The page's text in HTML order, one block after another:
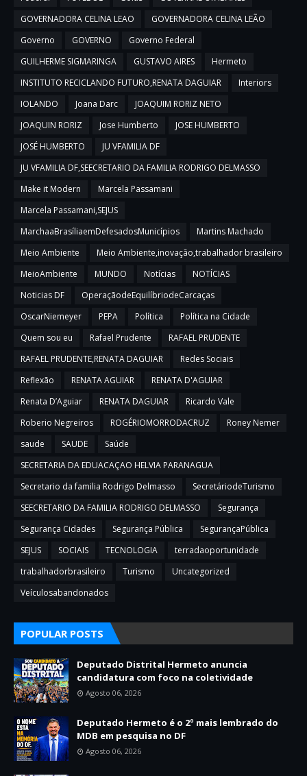
GOVERNADORA CELINA LEAO
GOVERNADORA CELINA LEÃO
Governo
GOVERNO
Governo Federal
GUILHERME SIGMARINGA
GUSTAVO AIRES
Hermeto
INSTITUTO RECICLANDO FUTURO,RENATA DAGUIAR
Interiors
IOLANDO
Joana Darc
JOAQUIM RORIZ NETO
JOAQUIN RORIZ
Jose Humberto
JOSE HUMBERTO
JOSÉ HUMBERTO
JU VFAMILIA DF
JU VFAMILIA DF,SEECRETARIO DA FAMILIA RODRIGO DELMASSO
Make it Modern
Marcela Passamani
Marcela Passamani,SEJUS
MarchaaBrasíliaemDefesadosMunicípios
Martins Machado
Meio Ambiente
Meio Ambiente,inovação,trabalhador brasileiro
MeioAmbiente
MUNDO Notícias
NOTÍCIAS
Noticias DF
OperaçãodeEquilíbriodeCarcaças
OscarNiemeyer
PEPA Política
Política na Cidade
Quem sou eu
Rafael Prudente
RAFAEL PRUDENTE
RAFAEL PRUDENTE,RENATA DAGUIAR
Redes Sociais
Reflexão
RENATA AGUIAR
RENATA D'AGUIAR
Renata D’Aguiar
RENATA DAGUIAR
Ricardo Vale
Roberio Negreiros
ROGÉRIOMORRODACRUZ
Roney Nemer
saude
SAUDE
Saúde
SECRETARIA DA EDUACAÇAO HELVIA PARANAGUA
Secretario da familia Rodrigo Delmasso
SecretáriodeTurismo
SEECRETARIO DA FAMILIA RODRIGO DELMASSO
Segurança
Segurança Cidades
Segurança Pública
SegurançaPública
SEJUS
SOCIAIS TECNOLOGIA
terradaoportunidade
trabalhadorbrasileiro
Turismo
Uncategorized
Veículosabandonados
POPULAR POSTS
Deputado Distrital Hermeto anuncia
candidatura com foco na coletividade
Agosto 06, 2026
Deputado Hermeto é o 2º mais lembrado do
MDB em pesquisa no DF
Agosto 06, 2026